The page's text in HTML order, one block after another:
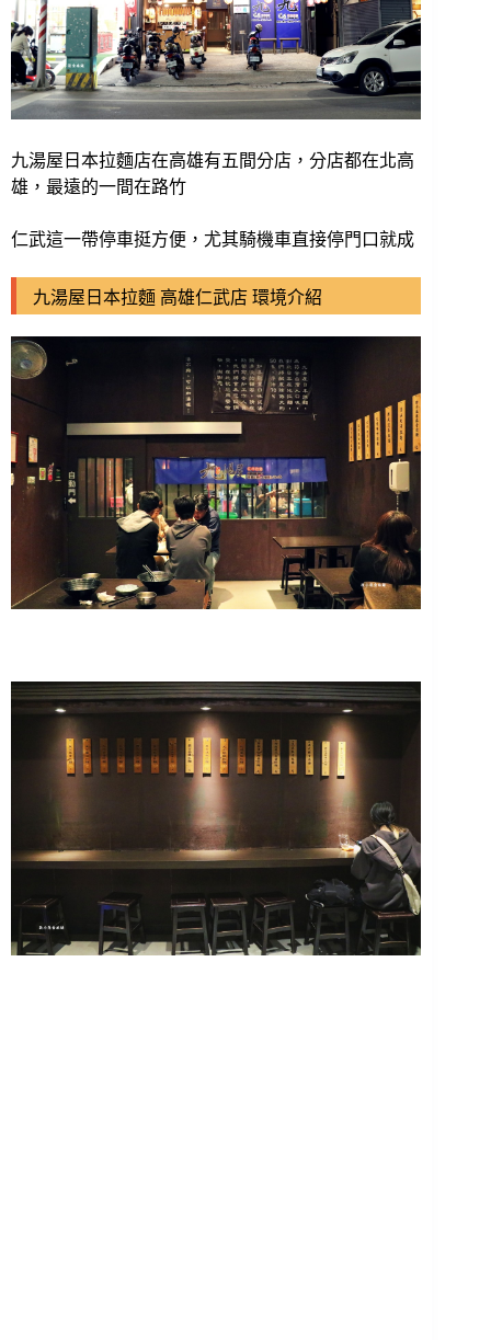
九湯屋日本拉麵店在高雄有五間分店，分店都在北高
雄，最遠的一間在路竹
仁武這一帶停車挺方便，尤其騎機車直接停門口就成
九湯屋日本拉麵 高雄仁武店 環境介紹